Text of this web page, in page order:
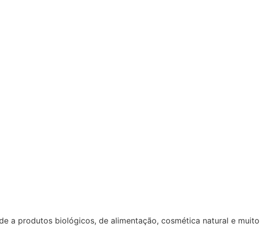
a produtos biológicos, de alimentação, cosmética natural e muito